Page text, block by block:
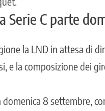
Serie C parte
la LND in attesa di
e la composizione dei
8 settembre,